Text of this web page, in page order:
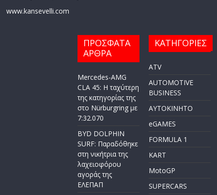
www.kansevelli.com
ΠΡΟΣΦΑΤΑ
ΑΡΘΡΑ
Mercedes-AMG
CLA 45: Η ταχύτερη
της κατηγορίας της
στο Nürburgring με
7:32.070
BYD DOLPHIN
SURF: Παραδόθηκε
στη νικήτρια της
λαχειοφόρου
αγοράς της
ΕΛΕΠΑΠ
ΚΑΤΗΓΟΡΙΕΣ
ATV
AUTOMOTIVE
BUSINESS
AYTOKINHTO
eGAMES
FORMULA 1
KART
MotoGP
SUPERCARS